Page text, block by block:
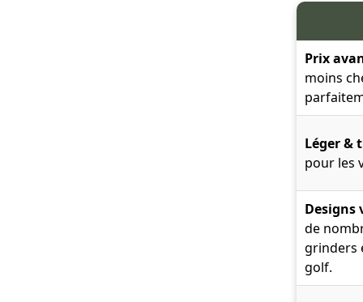
Prix
moins
Léger &
pour les
Designs
de
grinders
golf.